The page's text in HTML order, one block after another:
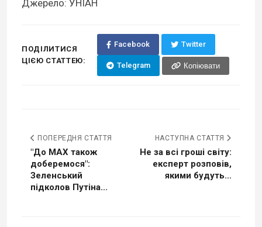
Джерело: УНІАН
ПОДІЛИТИСЯ
ЦІЄЮ СТАТТЕЮ:
Facebook Twitter
Telegram Копіювати
ПОПЕРЕДНЯ СТАТТЯ
"До MAX також
доберемося":
Зеленський
підколов Путіна...
НАСТУПНА СТАТТЯ
Не за всі гроші світу:
експерт розповів,
якими будуть...